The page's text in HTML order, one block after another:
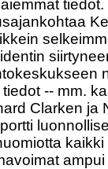
-- mm.
Clarken ja
kaikki